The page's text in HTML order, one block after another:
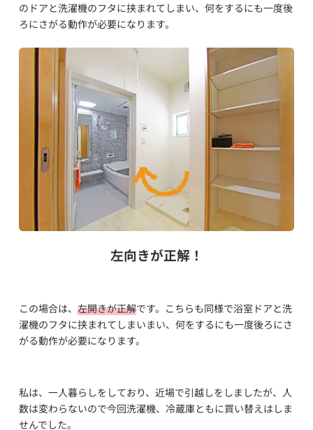
のドアと洗濯機のフタに挟まれてしまい、何をするにも一度後
ろにさがる動作が必要になります。
左向きが正解！
この場合は、 左開きが正解です。こちらも同様で浴室ドアと洗
濯機のフタに挟まれてしまいまい、何をするにも一度後ろにさ
がる動作が必要になります。
私は、一人暮らしをしており、近場で引越しをしましたが、人
数は変わらないので今回洗濯機、冷蔵庫ともに買い替えはしま
せんでした。